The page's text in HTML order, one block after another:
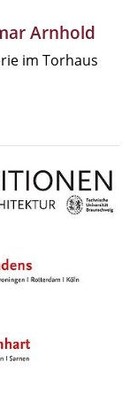
Arnhold
im Torhaus